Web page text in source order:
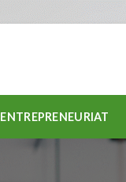
ENTREPRENEURIAT